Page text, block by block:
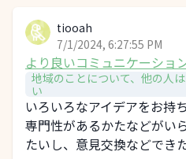
tiooah
7/1/2024, 6:27:55 PM
より良いコミュニケーショ
る事を教えてください！
地域のことについて、他の人
い
いろいろなアイデアをお持
専門性があるかたなどがい
たいし、意見交換などでき